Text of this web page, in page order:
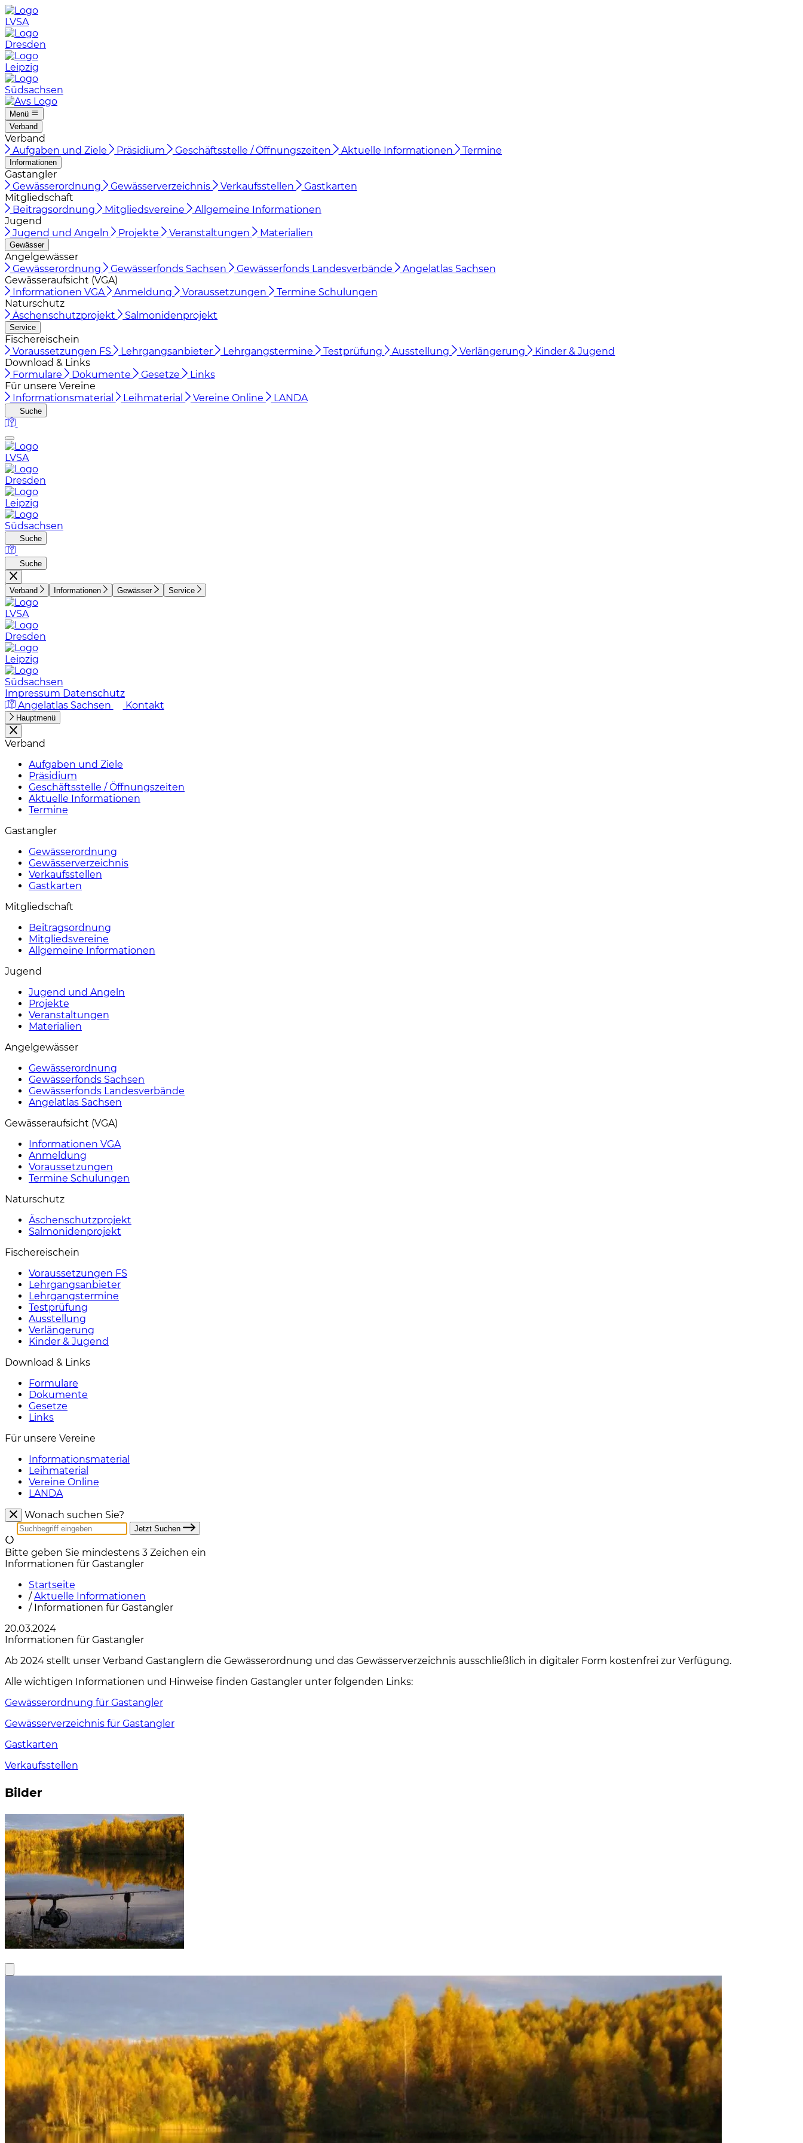
LVSA
Dresden
Leipzig
Südsachsen
Menü
Verband
Verband
Aufgaben und Ziele
Präsidium Geschäftsstelle / Öffnungszeiten Aktuelle Informationen Termine
Informationen
Gastangler
Gewässerordnung
Gewässerverzeichnis Verkaufsstellen
Gastkarten
Mitgliedschaft
Beitragsordnung
Mitgliedsvereine Allgemeine Informationen
Jugend
Jugend und Angeln
Projekte Veranstaltungen Materialien
Gewässer
Angelgewässer
Gewässerordnung
Gewässerfonds Sachsen Gewässerfonds Landesverbände
Angelatlas Sachsen
Gewässeraufsicht (VGA)
Informationen VGA
Anmeldung Voraussetzungen
Termine Schulungen
Naturschutz
Äschenschutzprojekt
Salmonidenprojekt
Service
Fischereischein
Voraussetzungen FS
Lehrgangsanbieter Lehrgangstermine Testprüfung Ausstellung Verlängerung
Kinder & Jugend
Download & Links
Formulare
Dokumente Gesetze
Links
Für unsere Vereine
Informationsmaterial
Leihmaterial Vereine Online LANDA
Suche
LVSA
Dresden
Leipzig
Südsachsen
Suche
Suche
Verband Informationen Gewässer Service
LVSA
Dresden
Leipzig
Südsachsen
Impressum Datenschutz
Angelatlas Sachsen
Kontakt
Hauptmenü
Verband
Aufgaben und Ziele
Präsidium
Geschäftsstelle / Öffnungszeiten
Aktuelle Informationen
Termine
Gastangler
Gewässerordnung
Gewässerverzeichnis
Verkaufsstellen
Gastkarten
Mitgliedschaft
Beitragsordnung
Mitgliedsvereine
Allgemeine Informationen
Jugend
Jugend und Angeln
Projekte
Veranstaltungen
Materialien
Angelgewässer
Gewässerordnung
Gewässerfonds Sachsen
Gewässerfonds Landesverbände
Angelatlas Sachsen
Gewässeraufsicht (VGA)
Informationen VGA
Anmeldung
Voraussetzungen
Termine Schulungen
Naturschutz
Äschenschutzprojekt
Salmonidenprojekt
Fischereischein
Voraussetzungen FS
Lehrgangsanbieter
Lehrgangstermine
Testprüfung
Ausstellung
Verlängerung
Kinder & Jugend
Download & Links
Formulare
Dokumente
Gesetze
Links
Für unsere Vereine
Informationsmaterial
Leihmaterial
Vereine Online
LANDA
Wonach suchen Sie?
Jetzt Suchen
Bitte geben Sie mindestens 3 Zeichen ein
Informationen für Gastangler
Startseite
/ Aktuelle Informationen
/ Informationen für Gastangler
20.03.2024
Informationen für Gastangler
Ab 2024 stellt unser Verband Gastanglern die Gewässerordnung und das Gewässerverzeichnis ausschließlich in digitaler Form kostenfrei zur Verfügung.
Alle wichtigen Informationen und Hinweise finden Gastangler unter folgenden Links:
Gewässerordnung für Gastangler
Gewässerverzeichnis für Gastangler
Gastkarten
Verkaufsstellen
Bilder